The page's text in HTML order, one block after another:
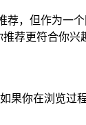
，但作为
荐更符合你兴
你在浏览